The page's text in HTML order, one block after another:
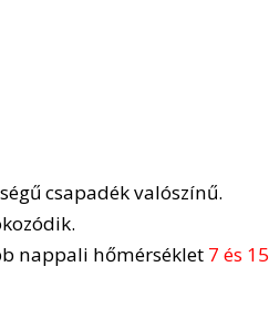
csapadék valószínű.
nappali hőmérséklet 7 és 15